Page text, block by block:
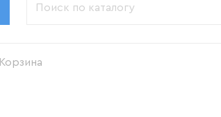
Корзина